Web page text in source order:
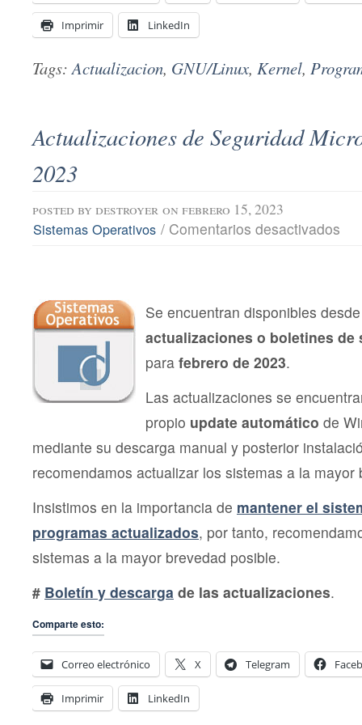
Imprimir LinkedIn
Tags:Actualizacion, GNU/Linux, Kernel,
Actualizaciones de Seguridad
2023
posted by destroyer on febrero 15, 2023
Sistemas Operativos / Comentarios desactivados
2023
Se encuentran disponibles
actualizaciones o boletines de
para febrero de 2023.
Las actualizaciones se
propio update automático de
mediante su descarga manual y posterior
recomendamos actualizar los sistemas a la mayor
Insistimos en la importancia de mantener el
programas actualizados, por tanto,
sistemas a la mayor brevedad posible.
# Boletín y descarga de las actualizaciones.
Comparte esto:
Correo electrónico X Telegram
Imprimir LinkedIn